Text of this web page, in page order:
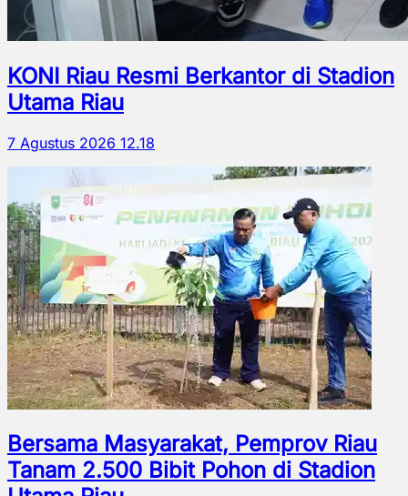
KONI Riau Resmi Berkantor di Stadion
Utama Riau
7 Agustus 2026 12.18
Bersama Masyarakat, Pemprov Riau
Tanam 2.500 Bibit Pohon di Stadion